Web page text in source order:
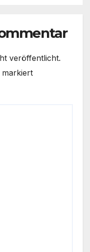
veröffentlicht.
markiert